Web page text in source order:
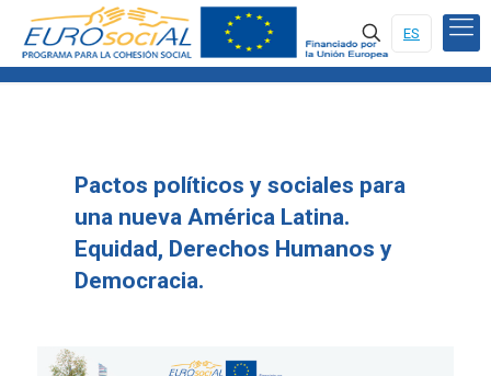
ES
Pactos políticos y sociales para
una nueva América Latina.
Equidad, Derechos Humanos y
Democracia.